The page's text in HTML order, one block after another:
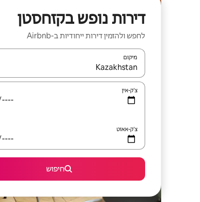
דירות נופש בקזחסטן
לחפש ולהזמין דירות ייחודיות ב-Airbnb
מיקום
כאשר התוצאות יהיו זמינות, יש לנווט עם מקשי
צ'ק-אין
צ'ק-אאוט
חיפוש